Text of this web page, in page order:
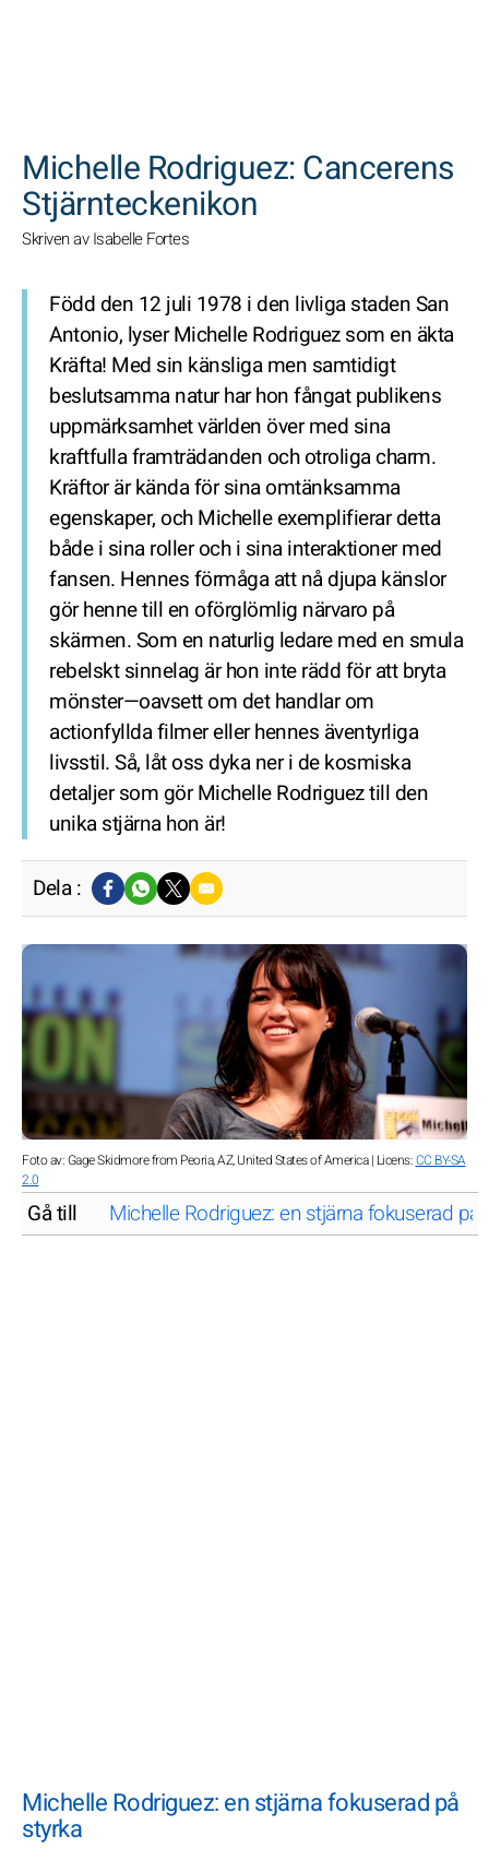
Michelle Rodriguez: Cancerens
Stjärnteckenikon
Skriven av Isabelle Fortes
Född den 12 juli 1978 i den livliga staden San
Antonio, lyser Michelle Rodriguez som en äkta
Kräfta! Med sin känsliga men samtidigt
beslutsamma natur har hon fångat publikens
uppmärksamhet världen över med sina
kraftfulla framträdanden och otroliga charm.
Kräftor är kända för sina omtänksamma
egenskaper, och Michelle exemplifierar detta
både i sina roller och i sina interaktioner med
fansen. Hennes förmåga att nå djupa känslor
gör henne till en oförglömlig närvaro på
skärmen. Som en naturlig ledare med en smula
rebelskt sinnelag är hon inte rädd för att bryta
mönster—oavsett om det handlar om
actionfyllda filmer eller hennes äventyrliga
livsstil. Så, låt oss dyka ner i de kosmiska
detaljer som gör Michelle Rodriguez till den
unika stjärna hon är!
Dela :
Foto av: Gage Skidmore from Peoria, AZ, United States of America | Licens:CC BY-SA
2.0
Gå till Michelle Rodriguez: en stjärna fokuserad på
Michelle Rodriguez: en stjärna fokuserad på
styrka